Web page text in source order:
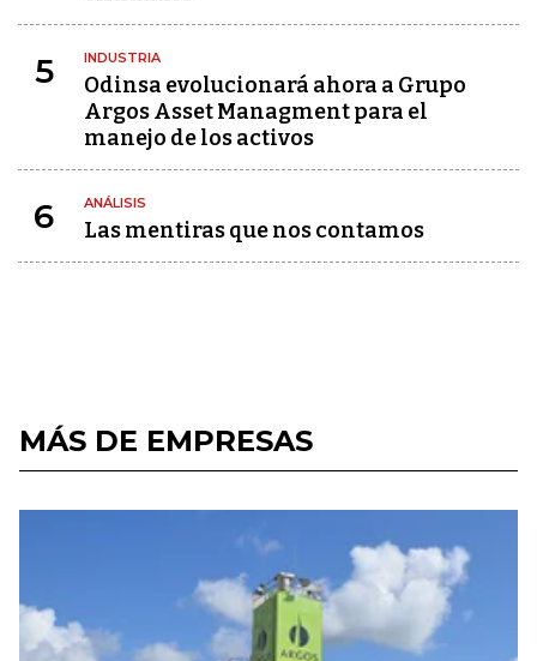
5 INDUSTRIA
Odinsa evolucionará ahora a Grupo
Argos Asset Managment para el
manejo de los activos
6 ANÁLISIS
Las mentiras que nos contamos
MÁS DE EMPRESAS